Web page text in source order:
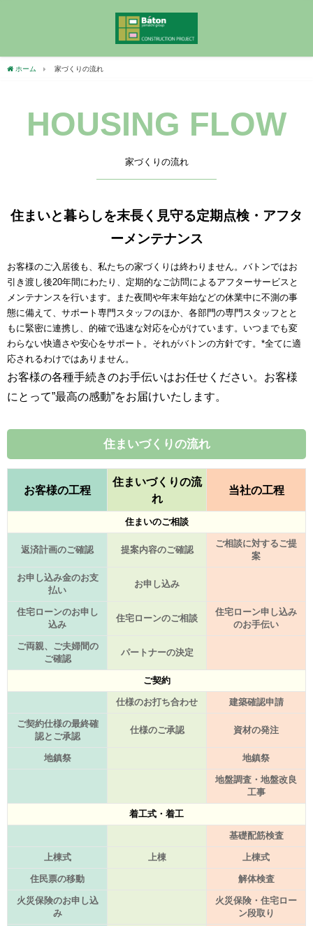
ホーム 家づくりの流れ
HOUSING FLOW
家づくりの流れ
住まいと暮らしを末長く見守る定期点検・アフタ
ーメンテナンス
お客様のご入居後も、私たちの家づくりは終わりません。バトンではお
引き渡し後20年間にわたり、定期的なご訪問によるアフターサービスと
メンテナンスを行います。また夜間や年末年始などの休業中に不測の事
態に備えて、サポート専門スタッフのほか、各部門の専門スタッフとと
もに緊密に連携し、的確で迅速な対応を心がけています。いつまでも変
わらない快適さや安心をサポート。それがバトンの方針です。*全てに適
応されるわけではありません。
お客様の各種手続きのお手伝いはお任せください。
お客様
にとって”最高の感動”をお届けいたします。
住まいづくりの流れ
お客様の工程
住まいづくりの流
れ
当社の工程
住まいのご相談
返済計画のご確認 提案内容のご確認
ご相談に対するご提
案
お申し込み金のお支
払い
お申し込み
住宅ローンのお申し
込み
住宅ローンのご相談
住宅ローン申し込み
のお手伝い
ご両親、ご夫婦間の
ご確認
パートナーの決定
ご契約
仕様のお打ち合わせ 建築確認申請
ご契約仕様の最終確
認とご承認
仕様のご承認 資材の発注
地鎮祭 地鎮祭
地盤調査・地盤改良
工事
着工式・着工
基礎配筋検査
上棟式 上棟 上棟式
住民票の移動 解体検査
火災保険のお申し込
み
火災保険・住宅ロー
ン段取り